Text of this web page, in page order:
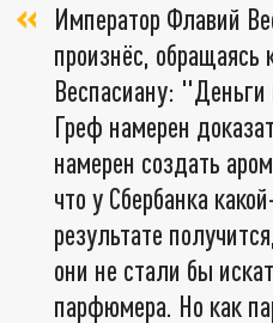
Император Флавий
произнёс, обращаясь
Веспасиану:
Греф намерен
намерен создать
что у Сбербанка
результате
они не стали бы
парфюмера. Но как